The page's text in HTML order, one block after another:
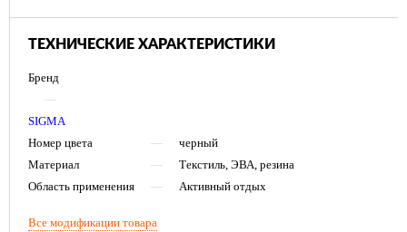
ТЕХНИЧЕСКИЕ ХАРАКТЕРИСТИКИ
Бренд
—
SIGMA
Номер цвета
—
черный
Материал
—
Текстиль, ЭВА, резина
Область применения
— Активный отдых
Все модификации товара